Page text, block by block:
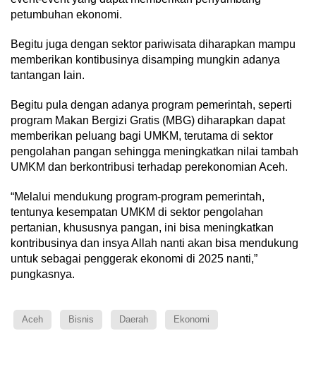
petumbuhan ekonomi.
Begitu juga dengan sektor pariwisata diharapkan mampu
memberikan kontibusinya disamping mungkin adanya
tantangan lain.
Begitu pula dengan adanya program pemerintah, seperti
program Makan Bergizi Gratis (MBG) diharapkan dapat
memberikan peluang bagi UMKM, terutama di sektor
pengolahan pangan sehingga meningkatkan nilai tambah
UMKM dan berkontribusi terhadap perekonomian Aceh.
“Melalui mendukung program-program pemerintah,
tentunya kesempatan UMKM di sektor pengolahan
pertanian, khususnya pangan, ini bisa meningkatkan
kontribusinya dan insya Allah nanti akan bisa mendukung
untuk sebagai penggerak ekonomi di 2025 nanti,”
pungkasnya.
Aceh Bisnis Daerah Ekonomi